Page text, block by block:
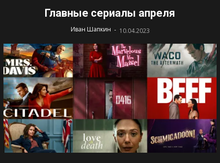
Главные сериалы апреля
Иван Шапкин - 10.04.2023